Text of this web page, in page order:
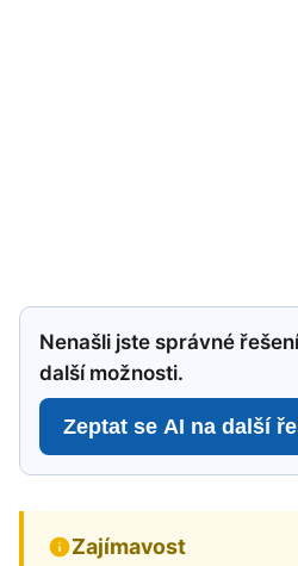
Nenašli jste správné
další možnosti.
Zeptat se AI na další
Zajímavost